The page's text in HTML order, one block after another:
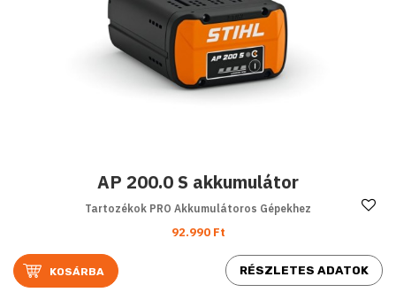
AP 200.0 S akkumulátor
Tartozékok PRO Akkumulátoros Gépekhez
92.990 Ft
RÉSZLETES ADATOK